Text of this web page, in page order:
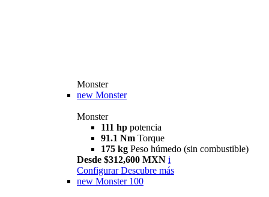
Monster
new Monster
Monster
111 hp potencia
91.1 Nm Torque
175 kg Peso húmedo (sin combustible)
Desde $312,600 MXN i
Configurar Descubre más
new Monster 100